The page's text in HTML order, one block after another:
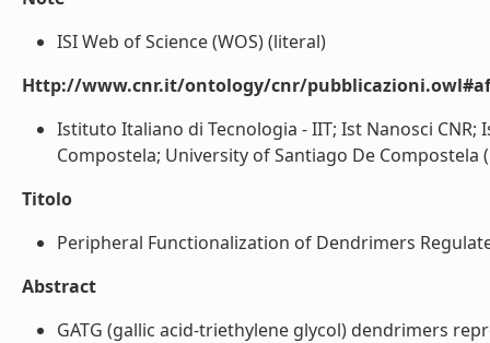
ISI Web of Science (WOS) (literal)
Http://www.cnr.it/ontology/cnr/
Istituto Italiano di Tecnologia - IIT; Ist Nanosci
Compostela; University of Santiago De Compostela
Titolo
Peripheral Functionalization of Dendrimers
Abstract
GATG (gallic acid-triethylene glycol) dendrimers